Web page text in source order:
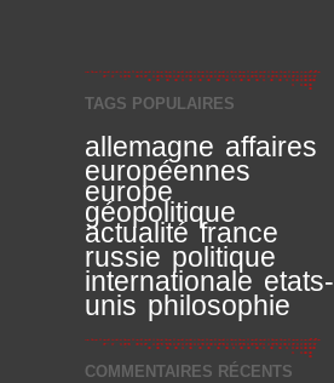
TAGS POPULAIRES
allemagne affaires
européennes
europe
géopolitique
actualité france
russie politique
internationale etats-
unis philosophie
COMMENTAIRES RÉCENTS